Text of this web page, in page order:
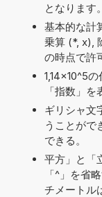
となります。
基本的な計
乗算 (*, x),
の時点で許
1,14×10^5
「指数」を
ギリシャ文
うことがで
できる。
平方」と「
「^」を省
チメートル